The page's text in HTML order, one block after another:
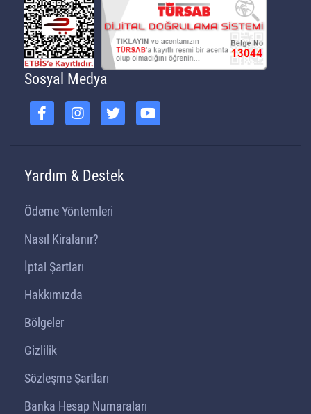
Sosyal Medya
Yardım & Destek
Ödeme Yöntemleri
Nasıl Kiralanır?
İptal Şartları
Hakkımızda
Bölgeler
Gizlilik
Sözleşme Şartları
Banka Hesap Numaraları